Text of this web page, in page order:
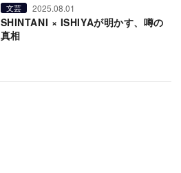
文芸 2025.08.01
SHINTANI × ISHIYAが明かす、噂の
真相